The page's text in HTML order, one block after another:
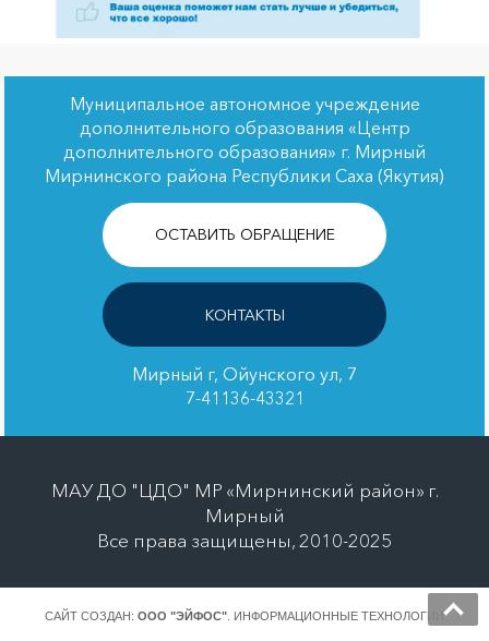
Муниципальное автономное учреждение
дополнительного образования «Центр
дополнительного образования» г. Мирный
Мирнинского района Республики Саха (Якутия)
ОСТАВИТЬ ОБРАЩЕНИЕ
КОНТАКТЫ
Мирный г, Ойунского ул, 7
7-41136-43321
МАУ ДО "ЦДО" МР «Мирнинский район» г.
Мирный
Все права защищены, 2010-2025
САЙТ СОЗДАН: ООО "ЭЙФОС" . ИНФОРМАЦИОННЫЕ ТЕХНОЛОГИИ